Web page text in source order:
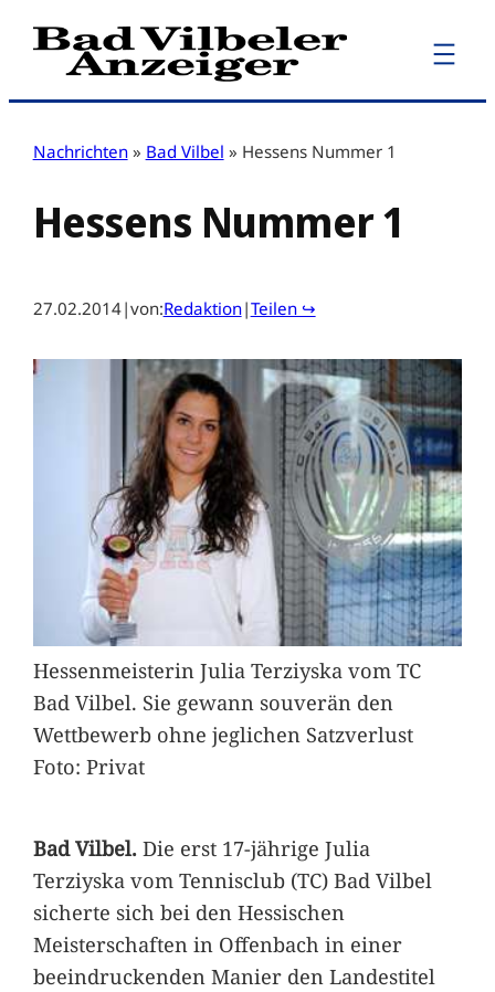
Zum
Inhalt
Nachrichten » Bad Vilbel » Hessens Nummer 1
Hessens Nummer 1
27.02.2014|von:Redaktion|Teilen ↪
Hessenmeisterin Julia Terziyska vom TC
Bad Vilbel. Sie gewann souverän den
Wettbewerb ohne jeglichen Satzverlust
Foto: Privat
Bad Vilbel.Die erst 17-jährige Julia
Terziyska vom Tennisclub (TC) Bad Vilbel
sicherte sich bei den Hessischen
Meisterschaften in Offenbach in einer
beeindruckenden Manier den Landestitel